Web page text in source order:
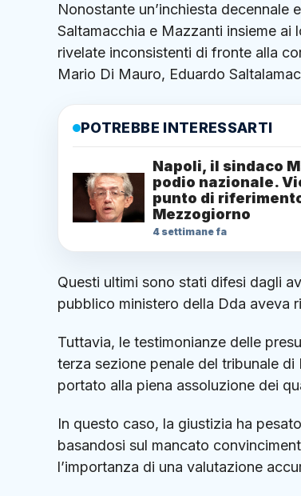
Nonostante un’inchiesta
Saltamacchia e Mazzanti insieme
rivelate inconsistenti di fronte alla
Mario Di Mauro, Eduardo
POTREBBE INTERESSARTI
Napoli, il sindaco
podio nazionale.
punto di
Mezzogiorno
4 settimane fa
Questi ultimi sono stati difesi dagli
pubblico ministero della Dda aveva
Tuttavia, le testimonianze delle
terza sezione penale del tribunale
portato alla piena assoluzione dei
In questo caso, la giustizia ha
basandosi sul mancato
l’importanza di una valutazione